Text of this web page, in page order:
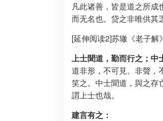
凡此诸善，皆是道之所
而无名也。贷之非唯供其
[延伸阅读2]苏辙《老子解》
上士聞道，勤而行之；中
道非形，不可見。非聲，
笑之。中士聞道，與之存
謂上士也哉。
建言有之：